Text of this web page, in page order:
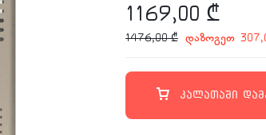
1169,00 ₾
1476,00₾ დაზოგეთ
კალათაში